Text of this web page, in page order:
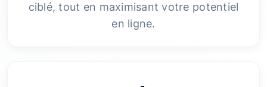
ciblé, tout en maximisant votre potentiel
en ligne.